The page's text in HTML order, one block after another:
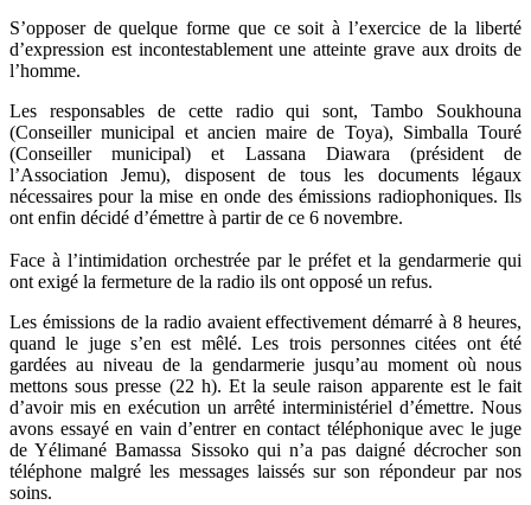
S’opposer de quelque forme que ce soit à l’exercice de la liberté
d’expression est incontestablement une atteinte grave aux droits de
l’homme.
Les responsables de cette radio qui sont, Tambo Soukhouna
(Conseiller municipal et ancien maire de Toya), Simballa Touré
(Conseiller municipal) et Lassana Diawara (président de
l’Association Jemu), disposent de tous les documents légaux
nécessaires pour la mise en onde des émissions radiophoniques. Ils
ont enfin décidé d’émettre à partir de ce 6 novembre.
Face à l’intimidation orchestrée par le préfet et la gendarmerie qui
ont exigé la fermeture de la radio ils ont opposé un refus.
Les émissions de la radio avaient effectivement démarré à 8 heures,
quand le juge s’en est mêlé. Les trois personnes citées ont été
gardées au niveau de la gendarmerie jusqu’au moment où nous
mettons sous presse (22 h). Et la seule raison apparente est le fait
d’avoir mis en exécution un arrêté interministériel d’émettre. Nous
avons essayé en vain d’entrer en contact téléphonique avec le juge
de Yélimané Bamassa Sissoko qui n’a pas daigné décrocher son
téléphone malgré les messages laissés sur son répondeur par nos
soins.